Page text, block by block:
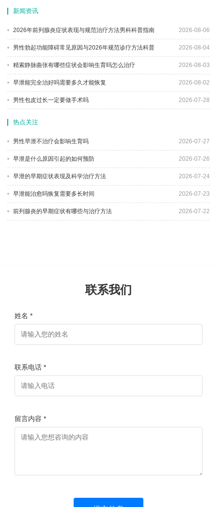
新闻资讯
2026年前列腺炎症状表现与规范治疗方法男科科普指南 2026-08-06
男性勃起功能障碍常见原因与2026年规范诊疗方法科普 2026-08-04
精索静脉曲张有哪些症状会影响生育吗怎么治疗 2026-08-03
早泄能完全治好吗需要多久才能恢复 2026-08-02
男性包皮过长一定要做手术吗 2026-07-28
热点关注
男性早泄不治疗会影响生育吗 2026-07-27
早泄是什么原因引起的如何预防 2026-07-26
早泄的早期症状表现及科学治疗方法 2026-07-24
早泄能治愈吗恢复需要多长时间 2026-07-23
前列腺炎的早期症状有哪些与治疗方法 2026-07-22
联系我们
姓名 *
联系电话 *
留言内容 *